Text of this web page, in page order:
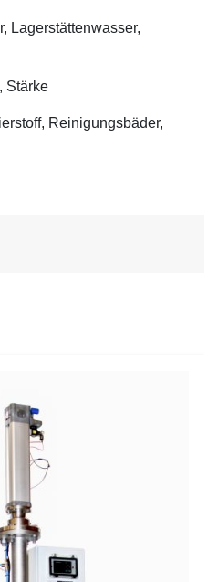
Lagerstättenwasser,
Stärke
Reinigungsbäder,